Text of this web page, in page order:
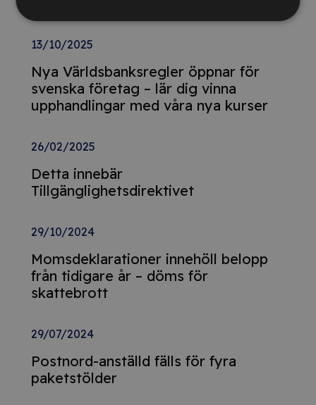
13/10/2025
Nya Världsbanksregler öppnar för
svenska företag – lär dig vinna
upphandlingar med våra nya kurser
26/02/2025
Detta innebär
Tillgänglighetsdirektivet
29/10/2024
Momsdeklarationer innehöll belopp
från tidigare år – döms för
skattebrott
29/07/2024
Postnord-anställd fälls för fyra
paketstölder